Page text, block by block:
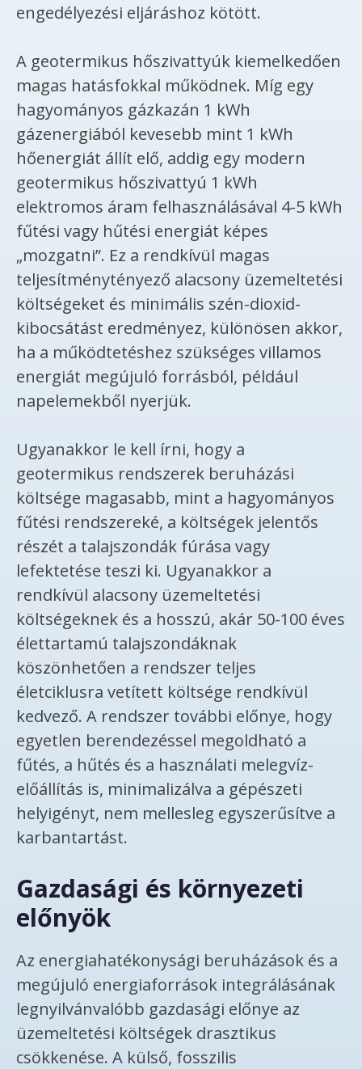
engedélyezési eljáráshoz kötött.
A geotermikus hőszivattyúk kiemelkedően
magas hatásfokkal működnek. Míg egy
hagyományos gázkazán 1 kWh
gázenergiából kevesebb mint 1 kWh
hőenergiát állít elő, addig egy modern
geotermikus hőszivattyú 1 kWh
elektromos áram felhasználásával 4-5 kWh
fűtési vagy hűtési energiát képes
„mozgatni”. Ez a rendkívül magas
teljesítménytényező alacsony üzemeltetési
költségeket és minimális szén-dioxid-
kibocsátást eredményez, különösen akkor,
ha a működtetéshez szükséges villamos
energiát megújuló forrásból, például
napelemekből nyerjük.
Ugyanakkor le kell írni, hogy a
geotermikus rendszerek beruházási
költsége magasabb, mint a hagyományos
fűtési rendszereké, a költségek jelentős
részét a talajszondák fúrása vagy
lefektetése teszi ki. Ugyanakkor a
rendkívül alacsony üzemeltetési
költségeknek és a hosszú, akár 50-100 éves
élettartamú talajszondáknak
köszönhetően a rendszer teljes
életciklusra vetített költsége rendkívül
kedvező. A rendszer további előnye, hogy
egyetlen berendezéssel megoldható a
fűtés, a hűtés és a használati melegvíz-
előállítás is, minimalizálva a gépészeti
helyigényt, nem mellesleg egyszerűsítve a
karbantartást.
Gazdasági és környezeti
előnyök
Az energiahatékonysági beruházások és a
megújuló energiaforrások integrálásának
legnyilvánvalóbb gazdasági előnye az
üzemeltetési költségek drasztikus
csökkenése. A külső, fosszilis